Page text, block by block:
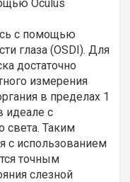
Oculus
с помощью
глаза (OSDI). Для
достаточно
измерения
в пределах 1
идеале с
света. Таким
с использованием
точным
слезной